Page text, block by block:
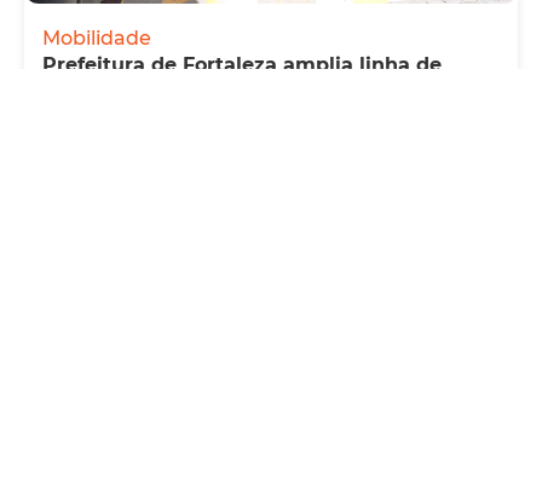
Mobilidade
Prefeitura de Fortaleza amplia linha de